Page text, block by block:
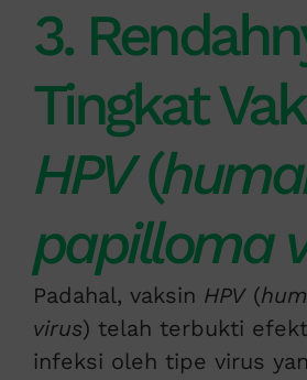
3.
Tingkat
HPV(
papilloma
Padahal, vaksin HPV(
virus) telah terbukti
infeksi oleh tipe virus